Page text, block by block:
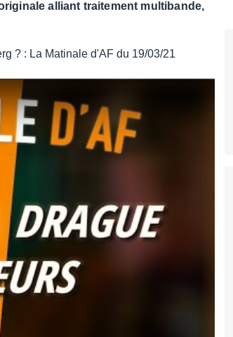
alliant traitement multibande,